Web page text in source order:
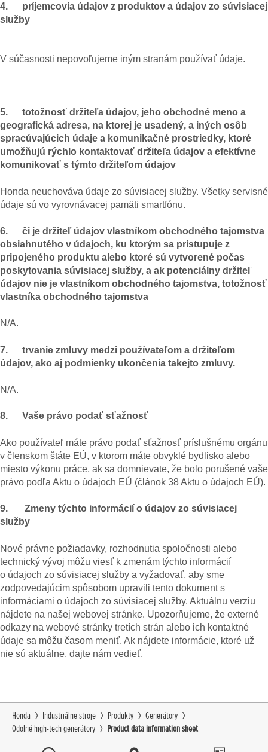
4. príjemcovia údajov z produktov a údajov zo súvisiacej
služby
V súčasnosti nepovoľujeme iným stranám používať údaje.
5. totožnosť držiteľa údajov, jeho obchodné meno a
geografická adresa, na ktorej je usadený, a iných osôb
spracúvajúcich údaje a komunikačné prostriedky, ktoré
umožňujú rýchlo kontaktovať držiteľa údajov a efektívne
komunikovať s týmto držiteľom údajov
Honda neuchováva údaje zo súvisiacej služby. Všetky servisné
údaje sú vo vyrovnávacej pamäti smartfónu.
6. či je držiteľ údajov vlastníkom obchodného tajomstva
obsiahnutého v údajoch, ku ktorým sa pristupuje z
pripojeného produktu alebo ktoré sú vytvorené počas
poskytovania súvisiacej služby, a ak potenciálny držiteľ
údajov nie je vlastníkom obchodného tajomstva, totožnosť
vlastníka obchodného tajomstva
N/A.
7. trvanie zmluvy medzi používateľom a držiteľom
údajov, ako aj podmienky ukončenia takejto zmluvy.
N/A.
8. Vaše právo podať sťažnosť
Ako používateľ máte právo podať sťažnosť príslušnému orgánu
v členskom štáte EÚ, v ktorom máte obvyklé bydlisko alebo
miesto výkonu práce, ak sa domnievate, že bolo porušené vaše
právo podľa Aktu o údajoch EÚ (článok 38 Aktu o údajoch EÚ).
9. Zmeny týchto informácií o údajov zo súvisiacej
služby
Nové právne požiadavky, rozhodnutia spoločnosti alebo
technický vývoj môžu viesť k zmenám týchto informácií
o údajoch zo súvisiacej služby a vyžadovať, aby sme
zodpovedajúcim spôsobom upravili tento dokument s
informáciami o údajoch zo súvisiacej služby. Aktuálnu verziu
nájdete na našej webovej stránke. Upozorňujeme, že externé
odkazy na webové stránky tretích strán alebo ich kontaktné
údaje sa môžu časom meniť. Ak nájdete informácie, ktoré už
nie sú aktuálne, dajte nám vedieť.
Honda Industriálne stroje Produkty
Generátory
Odolné high-tech generátory
Product data information sheet